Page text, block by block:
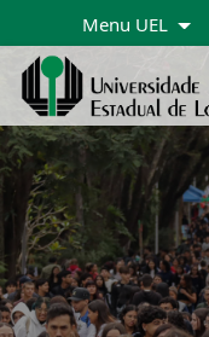
Menu UEL